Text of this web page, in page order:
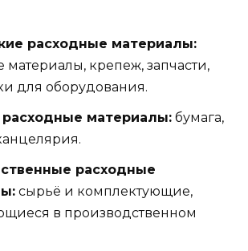
расходные материалы:
материалы, крепеж, запчасти,
для оборудования.
материалы: бумага,
расходные
сырьё и комплектующие,
в производственном